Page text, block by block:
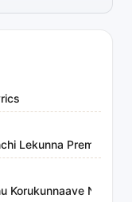
Korukunnaave Nannu